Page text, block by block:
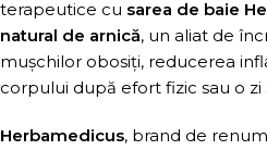
terapeutice cu sarea de baie
natural de arnică, un aliat de
mușchilor obosiți, reducerea
corpului după efort fizic sau o zi
Herbamedicus, brand de